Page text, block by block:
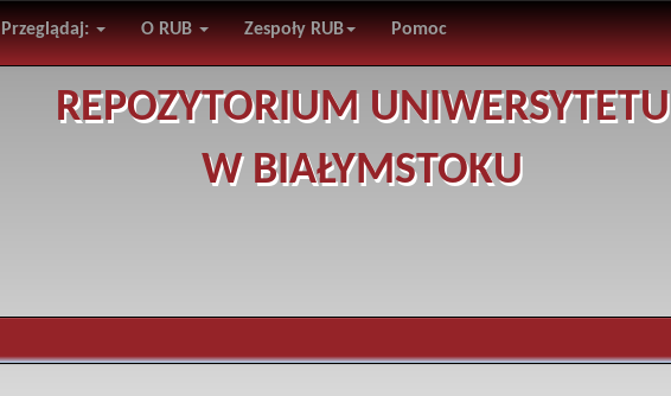
Przeglądaj: O RUB Zespoły RUB Pomoc
REPOZYTORIUM UNIWERSYTETU
W BIAŁYMSTOKU